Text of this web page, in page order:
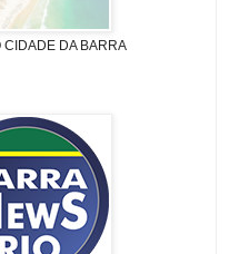
CIDADE DA BARRA